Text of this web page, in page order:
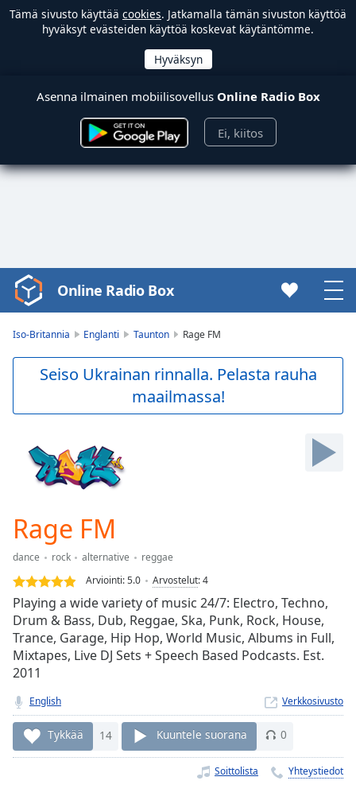
Tämä sivusto käyttää cookies. Jatkamalla tämän sivuston käyttöä
hyväksyt evästeiden käyttöä koskevat käytäntömme.
Asenna ilmainen mobiilisovellus Online Radio Box
Ei, kiitos
Video
Player
Skip
Skip
Forward
Duration
Loaded :
0.00%
Stream
TypeLIVE
Seek to
currently
behind
Remaining
Time-
Online Radio Box
Iso-Britannia Englanti Taunton Rage FM
Seiso Ukrainan rinnalla. Pelasta rauha
maailmassa!
Rage FM
dance rock alternative
reggae
Arviointi:5.0 Arvostelut:4
Playing a wide variety of music 24/7: Electro, Techno,
Drum & Bass, Dub, Reggae, Ska, Punk, Rock, House,
Trance, Garage, Hip Hop, World Music, Albums in Full,
Mixtapes, Live DJ Sets + Speech Based Podcasts. Est.
2011
English Verkkosivusto
Tykkää 14 Kuuntele suorana 0
Soittolista Yhteystiedot